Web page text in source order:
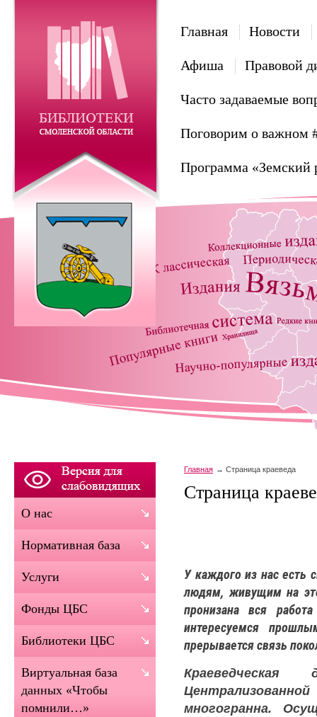
Главная Новости
Афиша Правовой
Часто задаваемые
Поговорим о важном
Программа «Земский
Главная Страница краеведа
Страница
У каждого из нас есть
людям, живущим на
пронизана вся
интересуемся
прерывается связь
Краеведческая
многогранна.
О нас
Нормативная база
Услуги
Фонды ЦБС
Библиотеки ЦБС
Виртуальная база
данных «Чтобы
помнили…»